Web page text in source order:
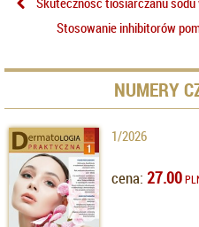
Stosowanie inhibitorów
NUMERY
1/2026
cena: 27.00